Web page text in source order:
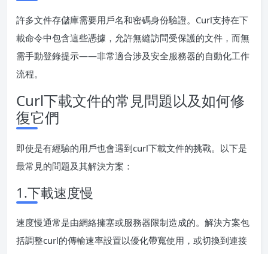
許多文件存儲庫需要用戶名和密碼身份驗證。Curl支持在下
載命令中包含這些憑據，允許無縫訪問受保護的文件，而無
需手動登錄提示——非常適合涉及安全服務器的自動化工作
流程。
Curl下載文件的常見問題以及如何修
復它們
即使是有經驗的用戶也會遇到curl下載文件的挑戰。以下是
最常見的問題及其解決方案：
1.下載速度慢
速度慢通常是由網絡擁塞或服務器限制造成的。解決方案包
括調整curl的傳輸速率設置以優化帶寬使用，或切換到連接